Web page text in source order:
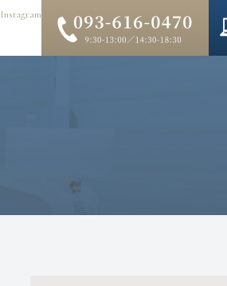
Instagram